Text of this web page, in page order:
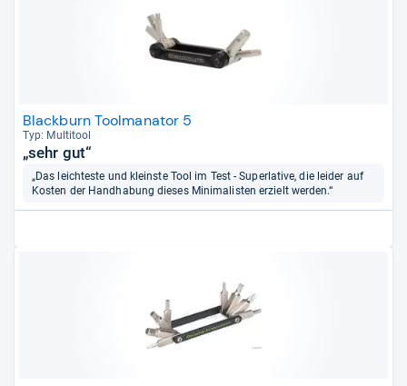
Blackburn Toolmanator 5
Typ: Mul­ti­tool
„sehr gut“
„Das leichteste und kleinste Tool im Test - Superlative, die leider auf
Kosten der Handhabung dieses Minimalisten erzielt werden.“